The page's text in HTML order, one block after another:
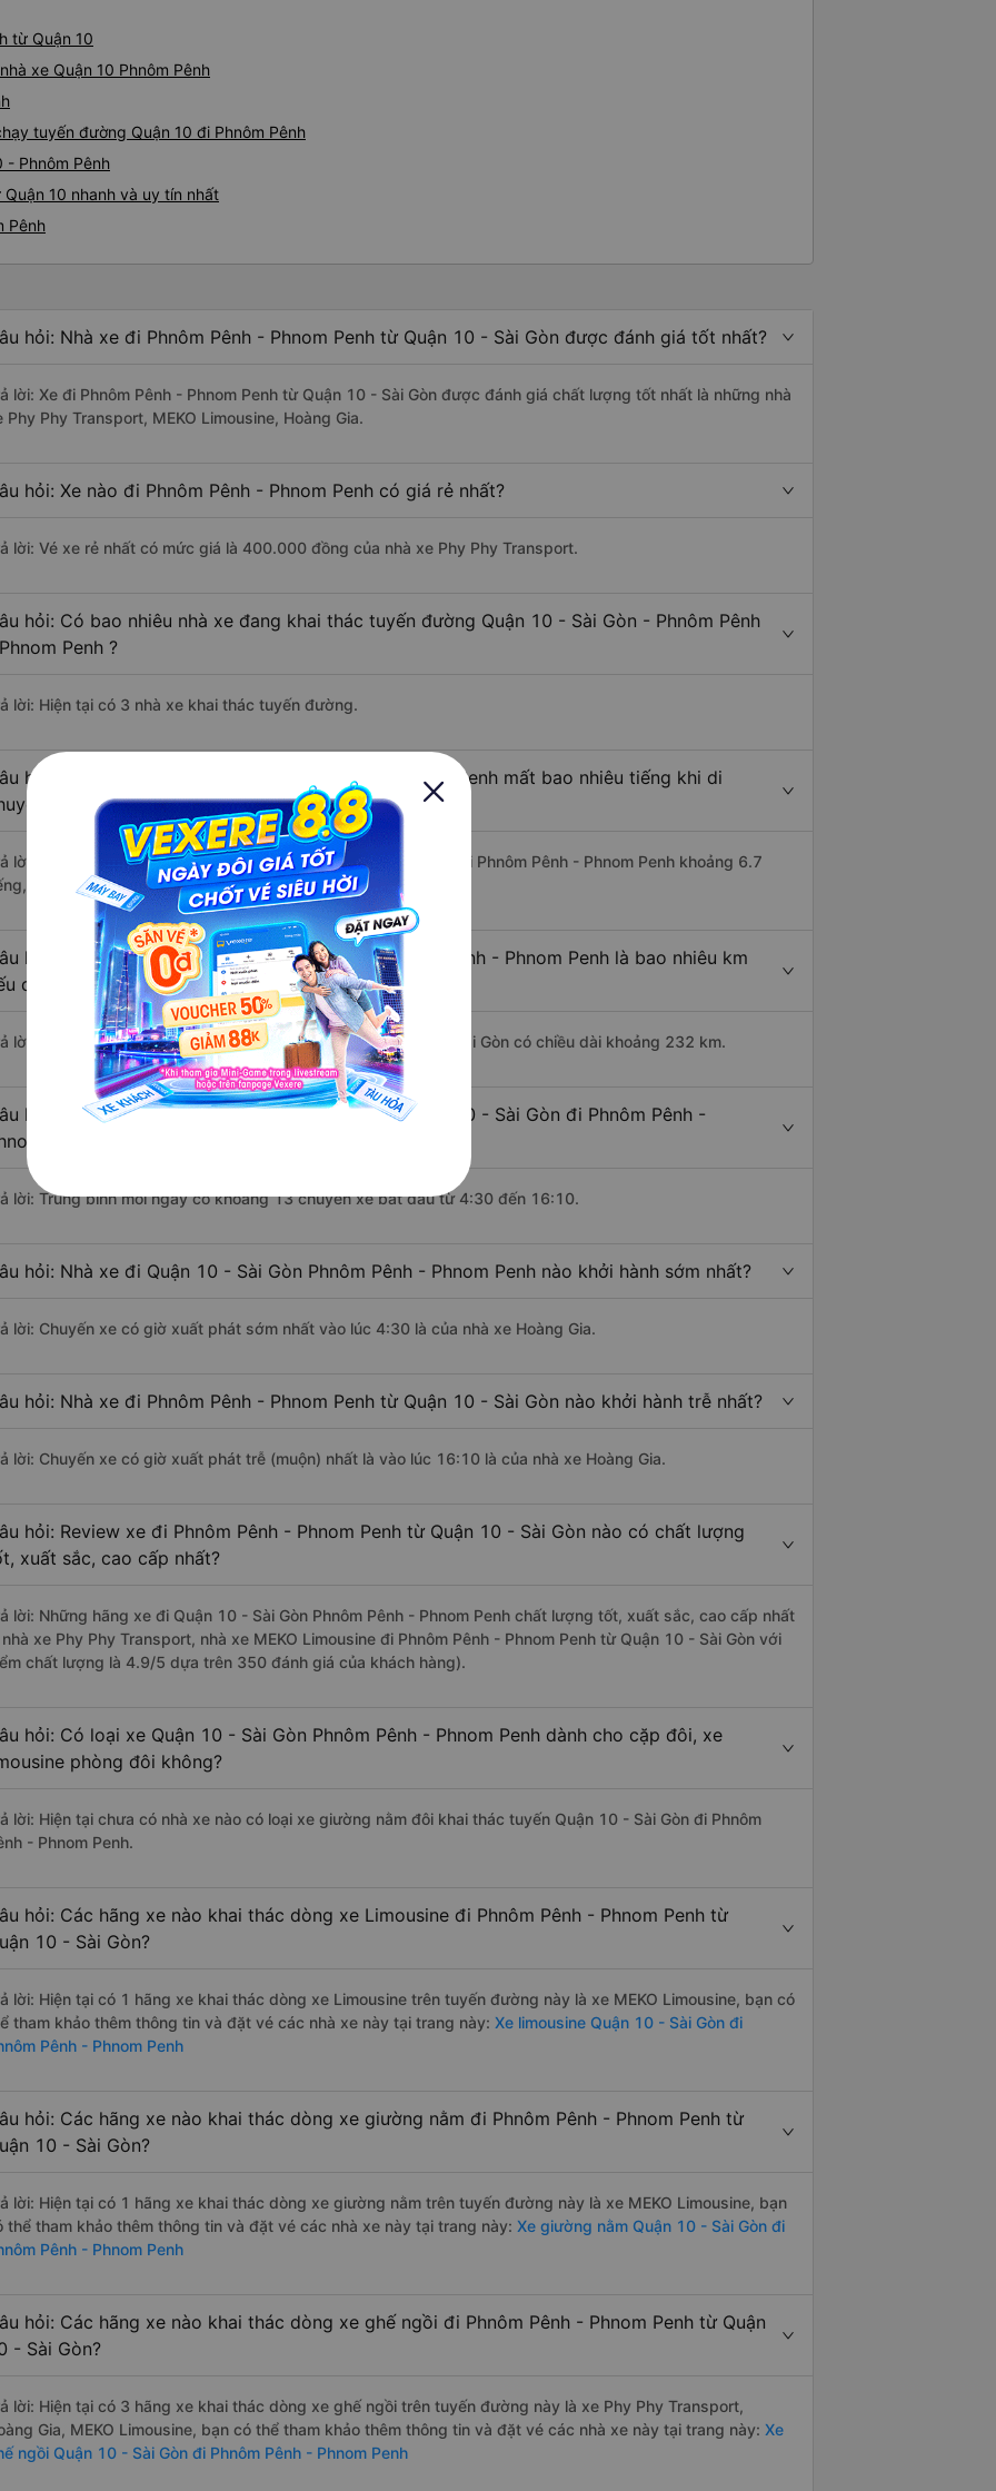
từ Quận 10
xe Quận 10 Phnôm Pênh
tuyến đường Quận 10 đi Phnôm Pênh
- Phnôm Pênh
10 nhanh và uy tín nhất
Pênh
hỏi: Nhà xe đi Phnôm Pênh - Phnom Penh từ Quận 10 - Sài Gòn được đánh giá tốt nhất?
lời: Xe đi Phnôm Pênh - Phnom Penh từ Quận 10 - Sài Gòn được đánh giá chất lượng tốt nhất là những nhà
Phy Phy Transport, MEKO Limousine, Hoàng Gia.
hỏi: Xe nào đi Phnôm Pênh - Phnom Penh có giá rẻ nhất?
lời: Vé xe rẻ nhất có mức giá là 400.000 đồng của nhà xe Phy Phy Transport.
hỏi: Có bao nhiêu nhà xe đang khai thác tuyến đường Quận 10 - Sài Gòn - Phnôm Pênh
Penh ?
lời: Hiện tại có 3 nhà xe khai thác tuyến đường.
hỏi: Từ Quận 10 - Sài Gòn đi Phnôm Pênh - Phnom Penh mất bao nhiêu tiếng khi di
bằng xe khách?
lời: Thời gian di chuyển bằng xe khách từ Quận 10 - Sài Gòn đi Phnôm Pênh - Phnom Penh khoảng 6.7
nếu mật độ giao thông thuận lợi.
hỏi: Khoảng cách từ Quận 10 - Sài Gòn đi Phnôm Pênh - Phnom Penh là bao nhiêu km
di chuyển bằng xe khách?
lời: Đoạn đường đi Phnôm Pênh - Phnom Penh từ Quận 10 - Sài Gòn có chiều dài khoảng 232 km.
hỏi: Mỗi ngày có bao nhiêu chuyến xe khách Quận 10 - Sài Gòn đi Phnôm Pênh -
Penh ?
lời: Trung bình mỗi ngày có khoảng 13 chuyến xe bắt đầu từ 4:30 đến 16:10.
hỏi: Nhà xe đi Quận 10 - Sài Gòn Phnôm Pênh - Phnom Penh nào khởi hành sớm nhất?
lời: Chuyến xe có giờ xuất phát sớm nhất vào lúc 4:30 là của nhà xe Hoàng Gia.
hỏi: Nhà xe đi Phnôm Pênh - Phnom Penh từ Quận 10 - Sài Gòn nào khởi hành trễ nhất?
lời: Chuyến xe có giờ xuất phát trễ (muộn) nhất là vào lúc 16:10 là của nhà xe Hoàng Gia.
hỏi: Review xe đi Phnôm Pênh - Phnom Penh từ Quận 10 - Sài Gòn nào có chất lượng
xuất sắc, cao cấp nhất?
lời: Những hãng xe đi Quận 10 - Sài Gòn Phnôm Pênh - Phnom Penh chất lượng tốt, xuất sắc, cao cấp nhất
nhà xe Phy Phy Transport, nhà xe MEKO Limousine đi Phnôm Pênh - Phnom Penh từ Quận 10 - Sài Gòn với
chất lượng là 4.9/5 dựa trên 350 đánh giá của khách hàng).
hỏi: Có loại xe Quận 10 - Sài Gòn Phnôm Pênh - Phnom Penh dành cho cặp đôi, xe
phòng đôi không?
lời: Hiện tại chưa có nhà xe nào có loại xe giường nằm đôi khai thác tuyến Quận 10 - Sài Gòn đi Phnôm
- Phnom Penh.
hỏi: Các hãng xe nào khai thác dòng xe Limousine đi Phnôm Pênh - Phnom Penh từ
10 - Sài Gòn?
lời: Hiện tại có 1 hãng xe khai thác dòng xe Limousine trên tuyến đường này là xe MEKO Limousine, bạn có
tham khảo thêm thông tin và đặt vé các nhà xe này tại trang này: Xe limousine Quận 10 - Sài Gòn đi
Pênh - Phnom Penh
hỏi: Các hãng xe nào khai thác dòng xe giường nằm đi Phnôm Pênh - Phnom Penh từ
10 - Sài Gòn?
lời: Hiện tại có 1 hãng xe khai thác dòng xe giường nằm trên tuyến đường này là xe MEKO Limousine, bạn
thể tham khảo thêm thông tin và đặt vé các nhà xe này tại trang này: Xe giường nằm Quận 10 - Sài Gòn đi
Pênh - Phnom Penh
hỏi: Các hãng xe nào khai thác dòng xe ghế ngồi đi Phnôm Pênh - Phnom Penh từ Quận
- Sài Gòn?
lời: Hiện tại có 3 hãng xe khai thác dòng xe ghế ngồi trên tuyến đường này là xe Phy Phy Transport,
Gia, MEKO Limousine, bạn có thể tham khảo thêm thông tin và đặt vé các nhà xe này tại trang này: Xe
ngồi Quận 10 - Sài Gòn đi Phnôm Pênh - Phnom Penh